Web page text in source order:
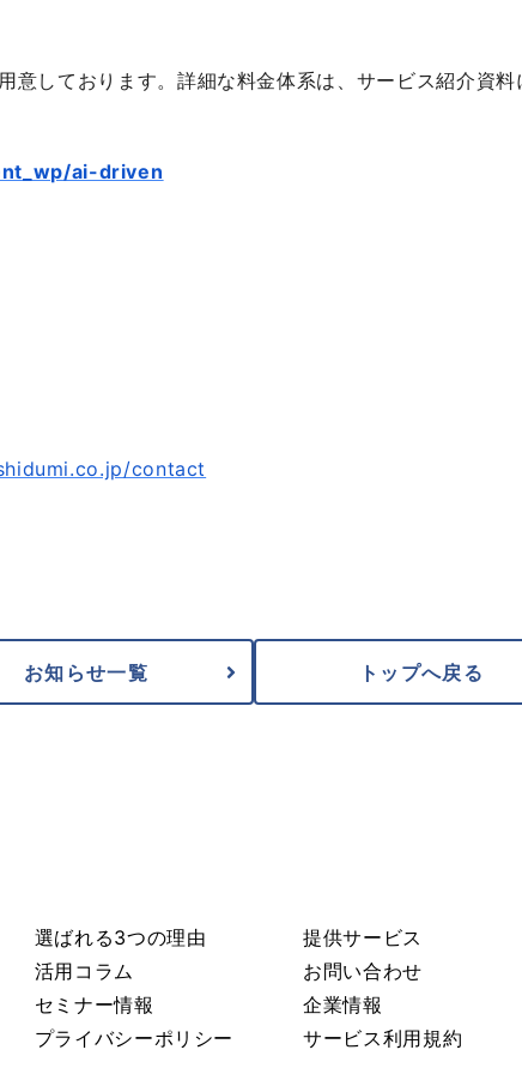
意しております。詳細な料金体系は、サービス紹介資料
ai-driven
contact
お知らせ一覧 トップへ戻る
選ばれる3つの理由 提供サービス
活用コラム
お問い合わせ
セミナー情報
企業情報
プライバシーポリシー
サービス利用規約